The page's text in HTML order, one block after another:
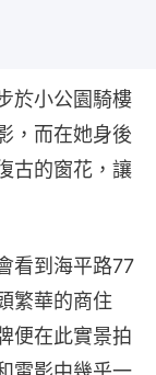
於小公園騎樓
，而在她身後
古的窗花，讓
看到海平路77
繁華的商住
便在此實景拍